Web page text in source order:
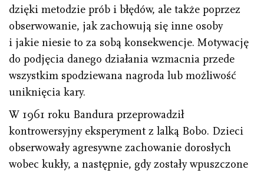
dzięki metodzie prób i błędów, ale także poprzez
obserwowanie, jak zachowują się inne osoby
i jakie niesie to za sobą konsekwencje. Motywację
do podjęcia danego działania wzmacnia przede
wszystkim spodziewana nagroda lub możliwość
uniknięcia kary.
W 1961 roku Bandura przeprowadził
kontrowersyjny eksperyment z lalką Bobo. Dzieci
obserwowały agresywne zachowanie dorosłych
wobec kukły, a następnie, gdy zostały wpuszczone